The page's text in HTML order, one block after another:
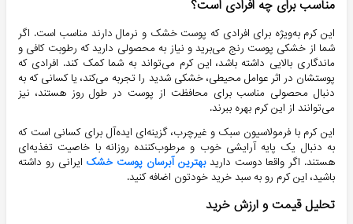
مناسب برای چه افرادی است؟
این کرم به‌ویژه برای افرادی که پوست خشک و نرمال دارند مناسب است. اگر
شما از خشکی پوست رنج می‌برید و نیاز به محصولی دارید که رطوبت کافی و
ماندگاری بالایی داشته باشد، این کرم می‌تواند به شما کمک کند. افرادی که
پوستشان در اثر عوامل محیطی، خشکی شدید را تجربه می‌کند، یا کسانی که به
دنبال محصولی مناسب برای محافظت از پوست در طول روز هستند، نیز
می‌توانند از این کرم بهره ببرند.
این کرم با فرمولاسیون سبک و غیرچرب، گزینه‌ای ایده‌آل برای کسانی است که
به دنبال یک پایه آرایشی خوب و مرطوب‌کننده روزانه با خاصیت تغذیه‌ای
هستند. اگر واقعا دوست داریدبهترین آبرسان پوست خشک ایرانی رو داشته
باشید، این کرم رو به سبد خرید خودتون اضافه کنید.
تحلیل قیمت و ارزش خرید